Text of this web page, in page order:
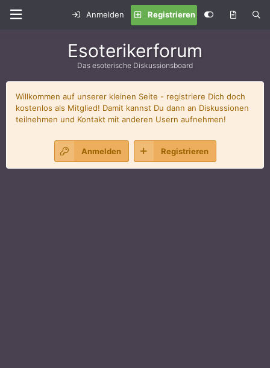
Anmelden Registrieren
Esoterikerforum
Das esoterische Diskussionsboard
Willkommen auf unserer kleinen Seite - registriere Dich doch
kostenlos als Mitglied! Damit kannst Du dann an Diskussionen
teilnehmen und Kontakt mit anderen Usern aufnehmen!
Anmelden Registrieren